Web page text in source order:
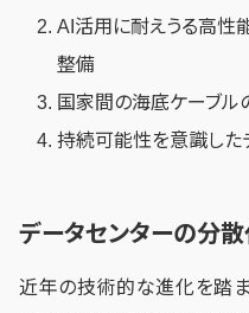
AI活用に耐えうる高性
整備
国家間の海底ケーブル
持続可能性を意識した
データセンターの分
近年の技術的な進化を踏